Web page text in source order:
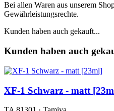
Bei allen Waren aus unserem
Gewährleistungsrechte.
Kunden haben auch gekauft...
Kunden haben auch
XF-1 Schwarz - matt